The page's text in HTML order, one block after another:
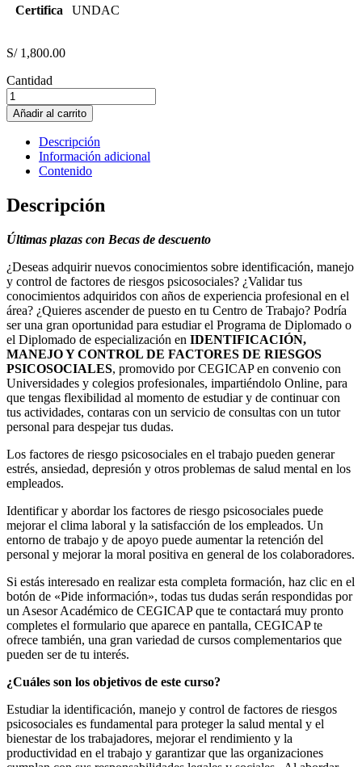
Certifica UNDAC
S/1,800.00
Cantidad
IDENTIFICACIÓN,
MANEJO
Y
CONTROL
FACTORES
RIESGOS
PSICOSOCIALES
Añadir al carrito
Descripción
Información adicional
Contenido
Descripción
Últimas plazas con Becas de descuento
¿Deseas adquirir nuevos conocimientos sobre identificación, manejo
y control de factores de riesgos psicosociales? ¿Validar tus
conocimientos adquiridos con años de experiencia profesional en el
área? ¿Quieres ascender de puesto en tu Centro de Trabajo? Podría
ser una gran oportunidad para estudiar el Programa de Diplomado o
el Diplomado de especialización en IDENTIFICACIÓN,
MANEJO Y CONTROL DE FACTORES DE RIESGOS
PSICOSOCIALES, promovido por CEGICAP en convenio con
Universidades y colegios profesionales, impartiéndolo Online, para
que tengas flexibilidad al momento de estudiar y de continuar con
tus actividades, contaras con un servicio de consultas con un tutor
personal para despejar tus dudas.
Los factores de riesgo psicosociales en el trabajo pueden generar
estrés, ansiedad, depresión y otros problemas de salud mental en los
empleados.
Identificar y abordar los factores de riesgo psicosociales puede
mejorar el clima laboral y la satisfacción de los empleados. Un
entorno de trabajo y de apoyo puede aumentar la retención del
personal y mejorar la moral positiva en general de los colaboradores.
Si estás interesado en realizar esta completa formación, haz clic en el
botón de «Pide información», todas tus dudas serán respondidas por
un Asesor Académico de CEGICAP que te contactará muy pronto
completes el formulario que aparece en pantalla, CEGICAP te
ofrece también, una gran variedad de cursos complementarios que
pueden ser de tu interés.
¿Cuáles son los objetivos de este curso?
Estudiar la identificación, manejo y control de factores de riesgos
psicosociales es fundamental para proteger la salud mental y el
bienestar de los trabajadores, mejorar el rendimiento y la
productividad en el trabajo y garantizar que las organizaciones